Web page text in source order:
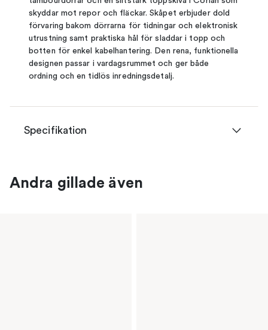
skyddar mot repor och fläckar. Skåpet erbjuder dold
förvaring bakom dörrarna för tidningar och elektronisk
utrustning samt praktiska hål för sladdar i topp och
botten för enkel kabelhantering. Den rena, funktionella
designen passar i vardagsrummet och ger både
ordning och en tidlös inredningsdetalj.
Specifikation
Andra gillade även